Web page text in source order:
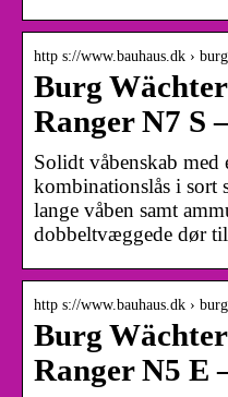
http s://www.bauhaus.dk ›
Burg
Ranger N7 S
Solidt våbenskab med
kombinationslås i sort
lange våben samt
dobbeltvæggede dør
http s://www.bauhaus.dk ›
Burg
Ranger N5 E